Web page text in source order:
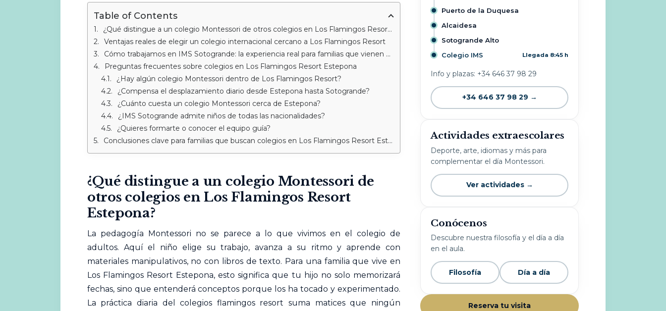
Table of Contents
¿Qué distingue a un colegio Montessori de otros colegios en Los Flamingos Resort Estepona?
Ventajas reales de elegir un colegio internacional cercano a Los Flamingos Resort
Cómo trabajamos en IMS Sotogrande: la experiencia real para familias que vienen de Estepona
Preguntas frecuentes sobre colegios en Los Flamingos Resort Estepona
¿Hay algún colegio Montessori dentro de Los Flamingos Resort?
¿Compensa el desplazamiento diario desde Estepona hasta Sotogrande?
¿Cuánto cuesta un colegio Montessori cerca de Estepona?
¿IMS Sotogrande admite niños de todas las nacionalidades?
¿Quieres formarte o conocer el equipo guía?
Conclusiones clave para familias que buscan colegios en Los Flamingos Resort Estepona
¿Qué distingue a un colegio Montessori de
otros colegios en Los Flamingos Resort
Estepona?
La pedagogía Montessori no se parece a lo que vivimos en el colegio de
adultos. Aquí el niño elige su trabajo, avanza a su ritmo y aprende con
materiales manipulativos, no con libros de texto. Para una familia que vive en
Los Flamingos Resort Estepona, esto significa que tu hijo no solo memorizará
fechas, sino que entenderá conceptos porque los ha tocado y experimentado.
La práctica diaria del colegios flamingos resort suma matices que ningún
Puerto de la Duquesa
Alcaidesa
Sotogrande Alto
Colegio IMS
Llegada 8:45 h
Info y plazas: +34 646 37 98 29
+34 646 37 98 29 →
Actividades extraescolares
Deporte, arte, idiomas y más para
complementar el día Montessori.
Ver actividades →
Conócenos
Descubre nuestra filosofía y el día a día
en el aula.
Filosofía Día a día
Reserva tu visita